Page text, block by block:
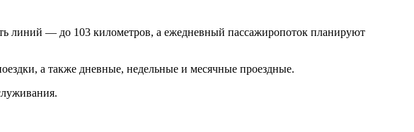
линий — до 103 километров, а ежедневный пассажиропоток планируют
а также дневные, недельные и месячные проездные.